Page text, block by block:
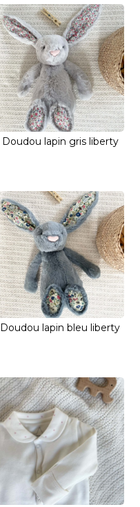
Doudou lapin gris liberty
Doudou lapin bleu liberty